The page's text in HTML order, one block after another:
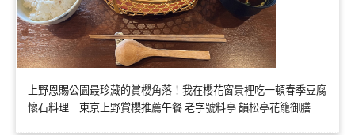
上野恩賜公園最珍藏的賞櫻角落！我在櫻花窗景裡吃一頓春季豆腐
懷石料理｜東京上野賞櫻推薦午餐 老字號料亭 韻松亭花籠御膳